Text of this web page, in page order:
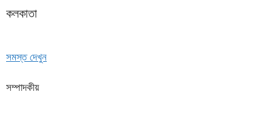
কলকাতা
সমস্ত দেখুন
সম্পাদকীয়